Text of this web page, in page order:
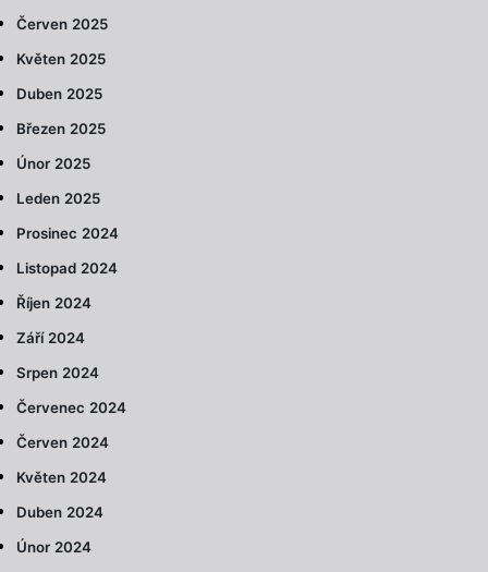
Červen 2025
Květen 2025
Duben 2025
Březen 2025
Únor 2025
Leden 2025
Prosinec 2024
Listopad 2024
Říjen 2024
Září 2024
Srpen 2024
Červenec 2024
Červen 2024
Květen 2024
Duben 2024
Únor 2024